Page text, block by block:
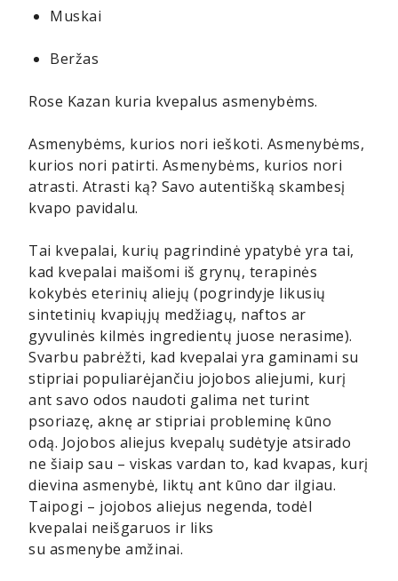
Muskai
Beržas
Rose Kazan kuria kvepalus asmenybėms.
Asmenybėms, kurios nori ieškoti. Asmenybėms,
kurios nori patirti. Asmenybėms, kurios nori
atrasti. Atrasti ką? Savo autentišką skambesį
kvapo pavidalu.
Tai kvepalai, kurių pagrindinė ypatybė yra tai,
kad kvepalai maišomi iš grynų, terapinės
kokybės eterinių aliejų (pogrindyje likusių
sintetinių kvapiųjų medžiagų, naftos ar
gyvulinės kilmės ingredientų juose nerasime).
Svarbu pabrėžti, kad kvepalai yra gaminami su
stipriai populiarėjančiu jojobos aliejumi, kurį
ant savo odos naudoti galima net turint
psoriazę, aknę ar stipriai probleminę kūno
odą. Jojobos aliejus kvepalų sudėtyje atsirado
ne šiaip sau – viskas vardan to, kad kvapas, kurį
dievina asmenybė, liktų ant kūno dar ilgiau.
Taipogi – jojobos aliejus negenda, todėl
kvepalai neišgaruos ir liks
su asmenybe amžinai.